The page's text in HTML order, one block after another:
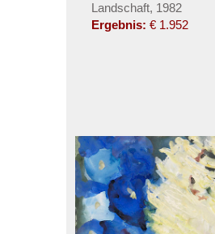
Landschaft, 1982
Ergebnis: € 1.952